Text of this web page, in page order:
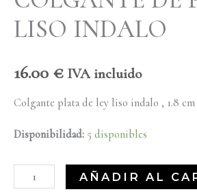
LISO INDALO
16.00 € IVA incluido
Colgante plata de ley liso indalo , 1.8
Disponibilidad: 5 disponibles
AÑADIR AL